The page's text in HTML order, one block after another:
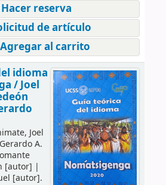
reserva
de artículo
al carrito
idioma
/Joel
Joel
A.
[autor] |
[autor].